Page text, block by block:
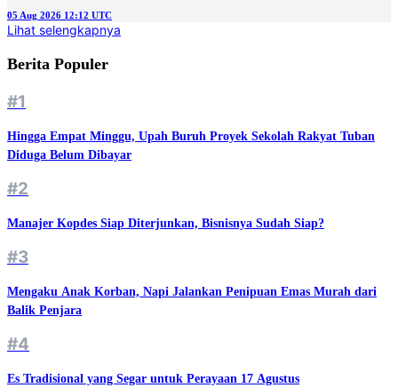
05 Aug 2026 12:12 UTC
Lihat selengkapnya
Berita Populer
#1
Hingga Empat Minggu, Upah Buruh Proyek Sekolah Rakyat Tuban
Diduga Belum Dibayar
#2
Manajer Kopdes Siap Diterjunkan, Bisnisnya Sudah Siap?
#3
Mengaku Anak Korban, Napi Jalankan Penipuan Emas Murah dari
Balik Penjara
#4
Es Tradisional yang Segar untuk Perayaan 17 Agustus